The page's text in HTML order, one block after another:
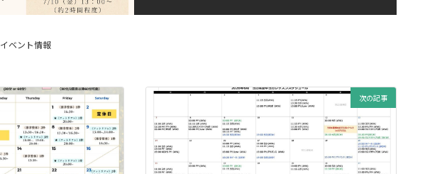
イベント情報
次の記事